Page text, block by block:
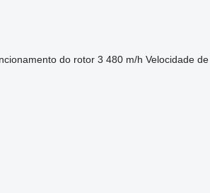
do rotor 3 480 m/h Velocidade